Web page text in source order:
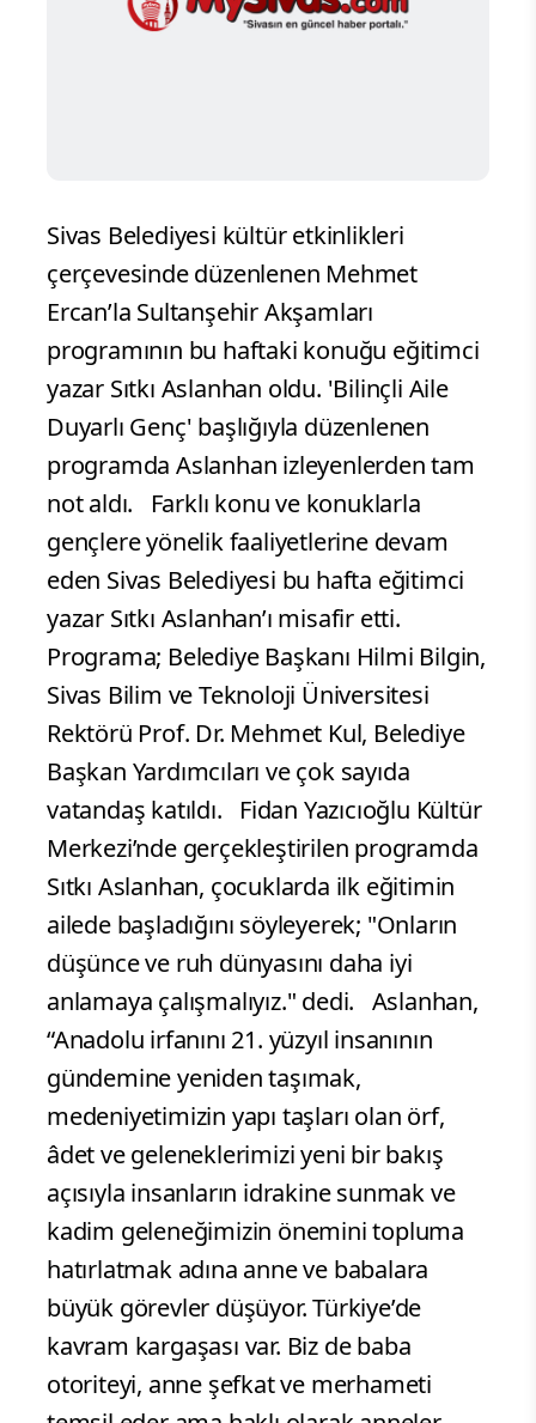
Sivas Belediyesi kültür etkinlikleri
çerçevesinde düzenlenen Mehmet
Ercan’la Sultanşehir Akşamları
programının bu haftaki konuğu eğitimci
yazar Sıtkı Aslanhan oldu. 'Bilinçli Aile
Duyarlı Genç' başlığıyla düzenlenen
programda Aslanhan izleyenlerden tam
not aldı. Farklı konu ve konuklarla
gençlere yönelik faaliyetlerine devam
eden Sivas Belediyesi bu hafta eğitimci
yazar Sıtkı Aslanhan’ı misafir etti.
Programa; Belediye Başkanı Hilmi Bilgin,
Sivas Bilim ve Teknoloji Üniversitesi
Rektörü Prof. Dr. Mehmet Kul, Belediye
Başkan Yardımcıları ve çok sayıda
vatandaş katıldı. Fidan Yazıcıoğlu Kültür
Merkezi’nde gerçekleştirilen programda
Sıtkı Aslanhan, çocuklarda ilk eğitimin
ailede başladığını söyleyerek; "Onların
düşünce ve ruh dünyasını daha iyi
anlamaya çalışmalıyız." dedi. Aslanhan,
“Anadolu irfanını 21. yüzyıl insanının
gündemine yeniden taşımak,
medeniyetimizin yapı taşları olan örf,
âdet ve geleneklerimizi yeni bir bakış
açısıyla insanların idrakine sunmak ve
kadim geleneğimizin önemini topluma
hatırlatmak adına anne ve babalara
büyük görevler düşüyor. Türkiye’de
kavram kargaşası var. Biz de baba
otoriteyi, anne şefkat ve merhameti